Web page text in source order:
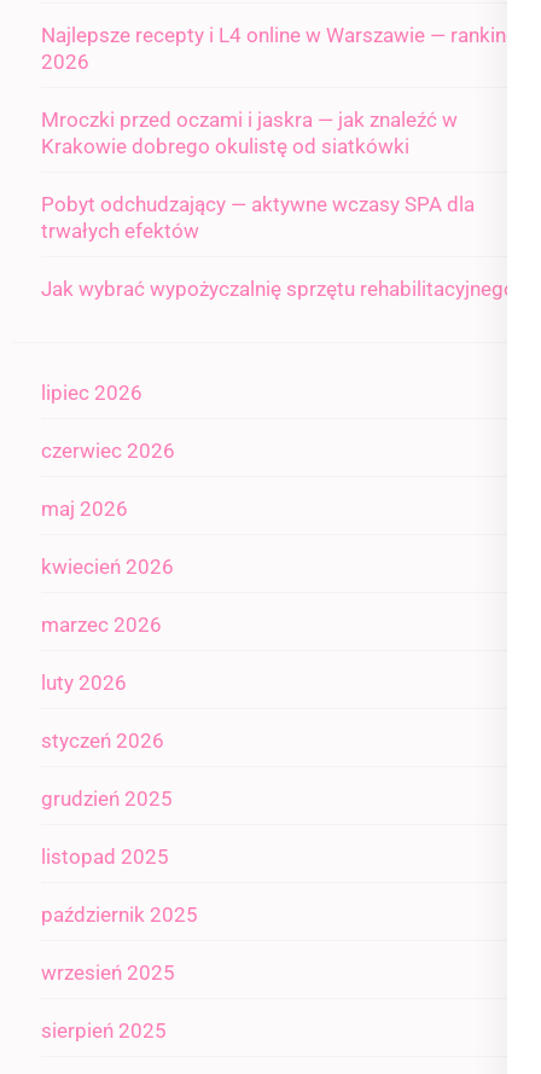
Najlepsze recepty i L4 online w Warszawie — ranking
2026
Mroczki przed oczami i jaskra — jak znaleźć w
Krakowie dobrego okulistę od siatkówki
Pobyt odchudzający — aktywne wczasy SPA dla
trwałych efektów
Jak wybrać wypożyczalnię sprzętu rehabilitacyjnego
lipiec 2026
czerwiec 2026
maj 2026
kwiecień 2026
marzec 2026
luty 2026
styczeń 2026
grudzień 2025
listopad 2025
październik 2025
wrzesień 2025
sierpień 2025